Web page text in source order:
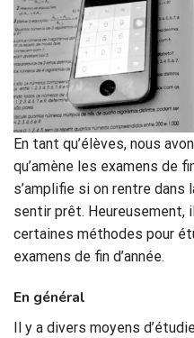
En tant qu’élèves, nous
qu’amène les examens de
s’amplifie si on rentre dans
sentir prêt. Heureusement,
certaines méthodes pour
examens de fin d’année.
En général
Il y a divers moyens